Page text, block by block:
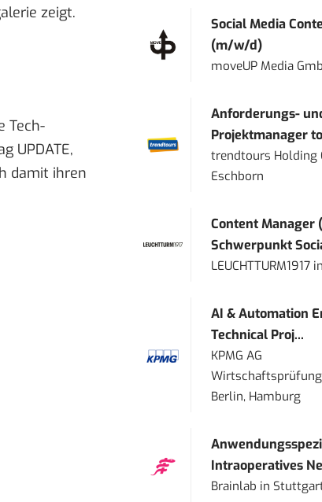
zeigt.
Tech-
UPDATE,
damit ihren
Social Media
(m/w/d)
moveUP Media
Anforderungs-
Projektmanager
trendtours Holding
Eschborn
Content
Schwerpunkt
LEUCHTTURM1917 in
AI & Automation
Technical Proj...
KPMG AG
Berlin, Hamburg
Intraoperatives
Brainlab in